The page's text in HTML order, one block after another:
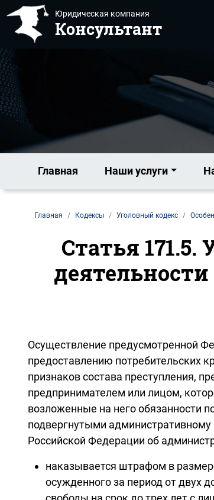
Юридическая компания
Консультант
Главная Наши услуги
Главная Кодексы Уголовный кодекс
Статья 171.5.
Осуществление предусмотренной
предоставлению потребительских
признаков состава преступления,
предпринимателем или лицом,
возложенные на него обязанности
подвергнутыми
Российской Федерации об
наказывается штрафом в
осужденного за период от двух